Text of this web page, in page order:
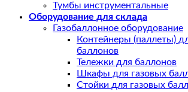
Тумбы инструментальные
Оборудование для склада
Газобаллонное оборудование
Контейнеры (паллеты)
баллонов
Тележки для баллонов
Шкафы для газовых
Стойки для газовых